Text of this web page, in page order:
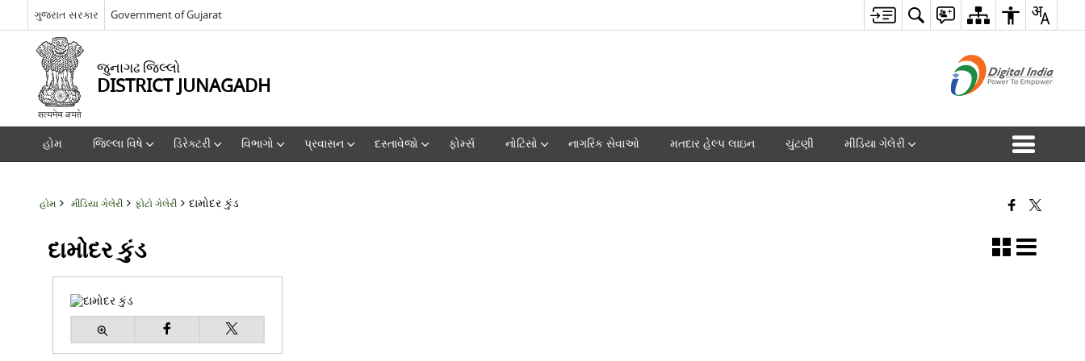
ગુજરાત સરકાર Government of Gujarat
જુનાગઢ જિલ્લો
DISTRICT JUNAGADH
હોમ જિલ્લા વિષે ડિરેક્ટરી વિભાગો પ્રવાસન દસ્તાવેજો ફોર્મ્સ નોટિસો નાગરિક સેવાઓ મતદાર હેલ્પ લાઇન ચુંટણી મીડિયા ગેલેરી
હોમ મીડિયા ગેલેરી ફોટો ગેલેરી દામોદર કુંડ
દામોદર કુંડ
દામોદર કુંડ